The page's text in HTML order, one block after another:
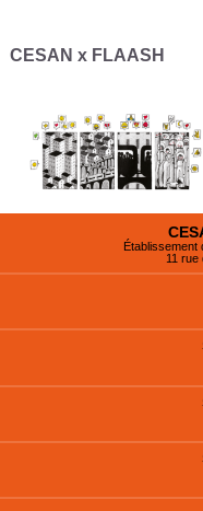
CESAN x FLAASH
Établissement
11 rue